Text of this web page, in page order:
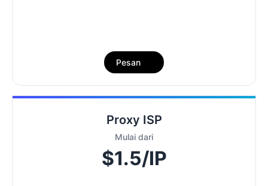
Pesan
Proxy ISP
Mulai dari
$1.5/IP